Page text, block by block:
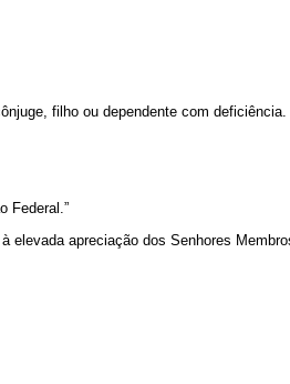
filho ou dependente com deficiência.
Federal.”
apreciação dos Senhores